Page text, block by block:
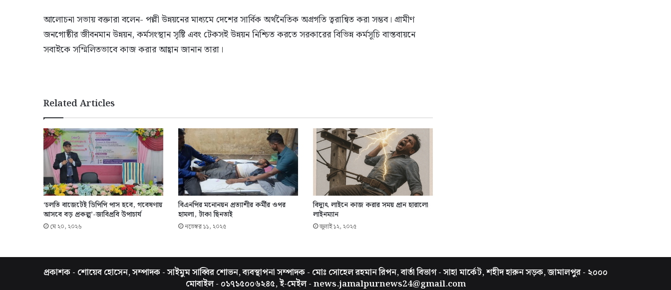
আলোচনা সভায় বক্তারা বলেন- পল্লী উন্নয়নের মাধ্যমে দেশের সার্বিক অর্থনৈতিক অগ্রগতি ত্বরান্বিত করা সম্ভব। গ্রামীণ
জনগোষ্ঠীর জীবনমান উন্নয়ন, কর্মসংস্থান সৃষ্টি এবং টেকসই উন্নয়ন নিশ্চিত করতে সরকারের বিভিন্ন কর্মসূচি বাস্তবায়নে
সবাইকে সম্মিলিতভাবে কাজ করার আহ্বান জানান তারা।
Related Articles
‘চলতি বাজেটেই ডিপিপি পাস হবে, গবেষণায়
আসবে বড় প্রকল্প’-জাবিপ্রবি উপাচার্য
মে ২০, ২০২৬
বিএনপির মনোনয়ন প্রত্যাশীর কর্মীর ওপর
হামলা, টাকা ছিনতাই
নভেম্বর ১১, ২০২৫
বিদ্যুৎ লাইনে কাজ করার সময় প্রান হারালো
লাইনম্যান
জুলাই ১২, ২০২৫
প্রকাশক - শোয়েব হোসেন, সম্পাদক - সাইমুম সাব্বির শোভন, ব্যবস্থাপনা সম্পাদক - মোঃ সোহেল রহমান রিপন, বার্তা বিভাগ - সাহা মার্কেট, শহীদ হারুন সড়ক, জামালপুর - ২০০০
মোবাইল - ০১৭১৫০০৬২৪৫, ই-মেইল - news.jamalpurnews24@gmail.com